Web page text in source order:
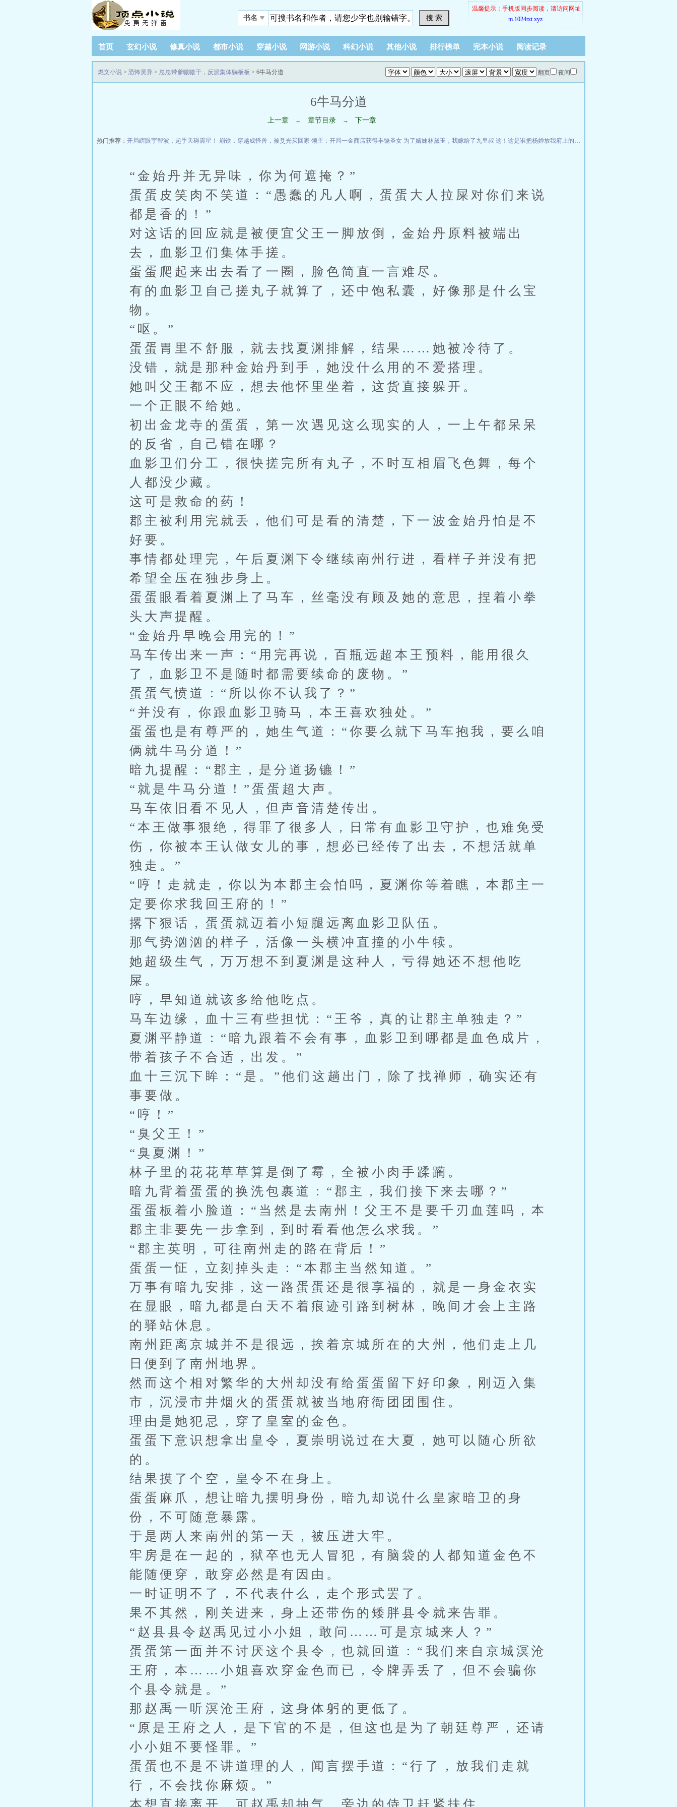
书名 搜 索
温馨提示：手机版同步阅读，请访问网址
m.1024txt.xyz
首页 玄幻小说 修真小说 都市小说 穿越小说 网游小说 科幻小说 其他小说 排行榜单 完本小说 阅读记录
翻页 夜间
燃文小说 > 恐怖灵异 > 崽崽带爹嗷嗷干，反派集体躺板板 > 6牛马分道
6牛马分道
上一章 ← 章节目录 → 下一章
热门推荐： 开局瞎眼宇智波，起手天碍震星！ 崩铁，穿越成怪兽，被爻光买回家 领主：开局一金商店获得丰饶圣女 为了嫡妹林黛玉，我嫁给了九皇叔 这！这是谁把杨婵放我府上的？
“金始丹并无异味，你为何遮掩？”
蛋蛋皮笑肉不笑道：“愚蠢的凡人啊，蛋蛋大人拉屎对你们来说
都是香的！”
对这话的回应就是被便宜父王一脚放倒，金始丹原料被端出
去，血影卫们集体手搓。
蛋蛋爬起来出去看了一圈，脸色简直一言难尽。
有的血影卫自己搓丸子就算了，还中饱私囊，好像那是什么宝
物。
“呕。”
蛋蛋胃里不舒服，就去找夏渊排解，结果……她被冷待了。
没错，就是那种金始丹到手，她没什么用的不爱搭理。
她叫父王都不应，想去他怀里坐着，这货直接躲开。
一个正眼不给她。
初出金龙寺的蛋蛋，第一次遇见这么现实的人，一上午都呆呆
的反省，自己错在哪？
血影卫们分工，很快搓完所有丸子，不时互相眉飞色舞，每个
人都没少藏。
这可是救命的药！
郡主被利用完就丢，他们可是看的清楚，下一波金始丹怕是不
好要。
事情都处理完，午后夏渊下令继续南州行进，看样子并没有把
希望全压在独步身上。
蛋蛋眼看着夏渊上了马车，丝毫没有顾及她的意思，捏着小拳
头大声提醒。
“金始丹早晚会用完的！”
马车传出来一声：“用完再说，百瓶远超本王预料，能用很久
了，血影卫不是随时都需要续命的废物。”
蛋蛋气愤道：“所以你不认我了？”
“并没有，你跟血影卫骑马，本王喜欢独处。”
蛋蛋也是有尊严的，她生气道：“你要么就下马车抱我，要么咱
俩就牛马分道！”
暗九提醒：“郡主，是分道扬镳！”
“就是牛马分道！”蛋蛋超大声。
马车依旧看不见人，但声音清楚传出。
“本王做事狠绝，得罪了很多人，日常有血影卫守护，也难免受
伤，你被本王认做女儿的事，想必已经传了出去，不想活就单
独走。”
“哼！走就走，你以为本郡主会怕吗，夏渊你等着瞧，本郡主一
定要你求我回王府的！”
撂下狠话，蛋蛋就迈着小短腿远离血影卫队伍。
那气势汹汹的样子，活像一头横冲直撞的小牛犊。
她超级生气，万万想不到夏渊是这种人，亏得她还不想他吃
屎。
哼，早知道就该多给他吃点。
马车边缘，血十三有些担忧：“王爷，真的让郡主单独走？”
夏渊平静道：“暗九跟着不会有事，血影卫到哪都是血色成片，
带着孩子不合适，出发。”
血十三沉下眸：“是。”他们这趟出门，除了找禅师，确实还有
事要做。
“哼！”
“臭父王！”
“臭夏渊！”
林子里的花花草草算是倒了霉，全被小肉手蹂躏。
暗九背着蛋蛋的换洗包裹道：“郡主，我们接下来去哪？”
蛋蛋板着小脸道：“当然是去南州！父王不是要千刃血莲吗，本
郡主非要先一步拿到，到时看看他怎么求我。”
“郡主英明，可往南州走的路在背后！”
蛋蛋一怔，立刻掉头走：“本郡主当然知道。”
万事有暗九安排，这一路蛋蛋还是很享福的，就是一身金衣实
在显眼，暗九都是白天不着痕迹引路到树林，晚间才会上主路
的驿站休息。
南州距离京城并不是很远，挨着京城所在的大州，他们走上几
日便到了南州地界。
然而这个相对繁华的大州却没有给蛋蛋留下好印象，刚迈入集
市，沉浸市井烟火的蛋蛋就被当地府衙团团围住。
理由是她犯忌，穿了皇室的金色。
蛋蛋下意识想拿出皇令，夏崇明说过在大夏，她可以随心所欲
的。
结果摸了个空，皇令不在身上。
蛋蛋麻爪，想让暗九摆明身份，暗九却说什么皇家暗卫的身
份，不可随意暴露。
于是两人来南州的第一天，被压进大牢。
牢房是在一起的，狱卒也无人冒犯，有脑袋的人都知道金色不
能随便穿，敢穿必然是有因由。
一时证明不了，不代表什么，走个形式罢了。
果不其然，刚关进来，身上还带伤的矮胖县令就来告罪。
“赵县县令赵禹见过小小姐，敢问……可是京城来人？”
蛋蛋第一面并不讨厌这个县令，也就回道：“我们来自京城溟沧
王府，本……小姐喜欢穿金色而已，令牌弄丢了，但不会骗你
个县令就是。”
那赵禹一听溟沧王府，这身体躬的更低了。
“原是王府之人，是下官的不是，但这也是为了朝廷尊严，还请
小小姐不要怪罪。”
蛋蛋也不是不讲道理的人，闻言摆手道：“行了，放我们走就
行，不会找你麻烦。”
本想直接离开，可赵禹却抽气，旁边的侍卫赶紧扶住。